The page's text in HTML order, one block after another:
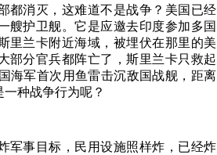
都消灭，这难道不是战争？美国已经
艘护卫舰。它是应邀去印度参加多国
里兰卡附近海域，被埋伏在那里的美
部分官兵都阵亡了，斯里兰卡只救起
海军首次用鱼雷击沉敌国战舰，距离
种战争行为呢？
军事目标，民用设施照样炸，已经炸